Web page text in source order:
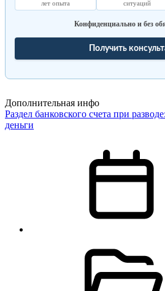
лет опыта ситуаций
Конфиденциально и без
Получить
Дополнительная инфо
Раздел банковского счета при
деньги